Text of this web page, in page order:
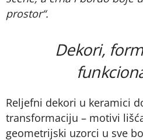
prostor“.
Dekori,
Reljefni dekori u keramici
transformaciju – motivi
geometrijski uzorci u sve